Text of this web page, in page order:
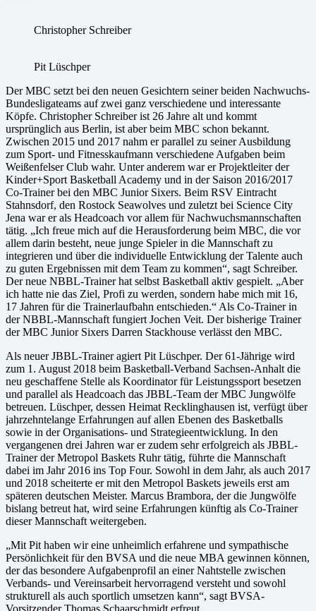
Christopher Schreiber
Pit Lüschper
Der MBC setzt bei den neuen Gesichtern seiner beiden Nachwuchs-
Bundesligateams auf zwei ganz verschiedene und interessante
Köpfe. Christopher Schreiber ist 26 Jahre alt und kommt
ursprünglich aus Berlin, ist aber beim MBC schon bekannt.
Zwischen 2015 und 2017 nahm er parallel zu seiner Ausbildung
zum Sport- und Fitnesskaufmann verschiedene Aufgaben beim
Weißenfelser Club wahr. Unter anderem war er Projektleiter der
Kinder+Sport Basketball Academy und in der Saison 2016/2017
Co-Trainer bei den MBC Junior Sixers. Beim RSV Eintracht
Stahnsdorf, den Rostock Seawolves und zuletzt bei Science City
Jena war er als Headcoach vor allem für Nachwuchsmannschaften
tätig. „Ich freue mich auf die Herausforderung beim MBC, die vor
allem darin besteht, neue junge Spieler in die Mannschaft zu
integrieren und über die individuelle Entwicklung der Talente auch
zu guten Ergebnissen mit dem Team zu kommen“, sagt Schreiber.
Der neue NBBL-Trainer hat selbst Basketball aktiv gespielt. „Aber
ich hatte nie das Ziel, Profi zu werden, sondern habe mich mit 16,
17 Jahren für die Trainerlaufbahn entschieden.“ Als Co-Trainer in
der NBBL-Mannschaft fungiert Jochen Veit. Der bisherige Trainer
der MBC Junior Sixers Darren Stackhouse verlässt den MBC.
Als neuer JBBL-Trainer agiert Pit Lüschper. Der 61-Jährige wird
zum 1. August 2018 beim Basketball-Verband Sachsen-Anhalt die
neu geschaffene Stelle als Koordinator für Leistungssport besetzen
und parallel als Headcoach das JBBL-Team der MBC Jungwölfe
betreuen. Lüschper, dessen Heimat Recklinghausen ist, verfügt über
jahrzehntelange Erfahrungen auf allen Ebenen des Basketballs
sowie in der Organisations- und Strategieentwicklung. In den
vergangenen drei Jahren war er zudem sehr erfolgreich als JBBL-
Trainer der Metropol Baskets Ruhr tätig, führte die Mannschaft
dabei im Jahr 2016 ins Top Four. Sowohl in dem Jahr, als auch 2017
und 2018 scheiterte er mit den Metropol Baskets jeweils erst am
späteren deutschen Meister. Marcus Brambora, der die Jungwölfe
bislang betreut hat, wird seine Erfahrungen künftig als Co-Trainer
dieser Mannschaft weitergeben.
„Mit Pit haben wir eine unheimlich erfahrene und sympathische
Persönlichkeit für den BVSA und die neue MBA gewinnen können,
der das besondere Aufgabenprofil an einer Nahtstelle zwischen
Verbands- und Vereinsarbeit hervorragend versteht und sowohl
strukturell als auch sportlich umsetzen kann“, sagt BVSA-
Vorsitzender Thomas Schaarschmidt erfreut.